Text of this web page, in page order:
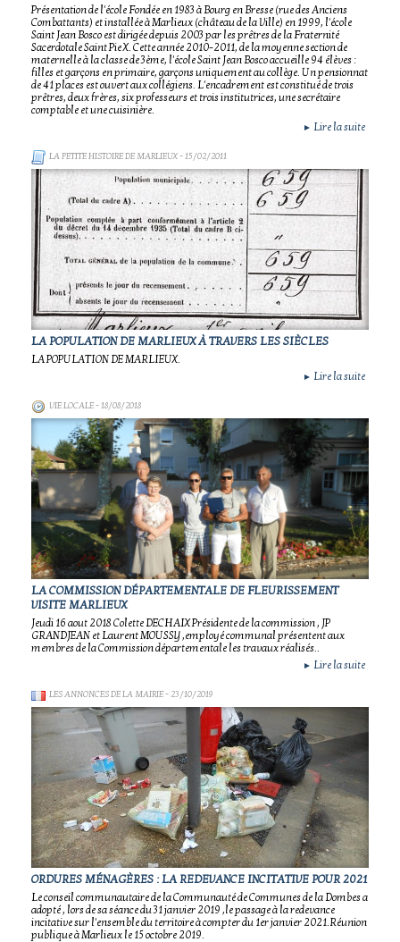
Présentation de l'école Fondée en 1983 à Bourg en Bresse (rue des Anciens
Combattants) et installée à Marlieux (château de la Ville) en 1999, l'école
Saint Jean Bosco est dirigée depuis 2003 par les prêtres de la Fraternité
Sacerdotale Saint Pie X. Cette année 2010-2011, de la moyenne section de
maternelle à la classe de 3ème, l'école Saint Jean Bosco accueille 94 élèves :
filles et garçons en primaire, garçons uniquement au collège. Un pensionnat
de 41 places est ouvert aux collégiens. L'encadrement est constitué de trois
prêtres, deux frères, six professeurs et trois institutrices, une secrétaire
comptable et une cuisinière.
► Lire la suite
LA PETITE HISTOIRE DE MARLIEUX- 15/02/2011
LA POPULATION DE MARLIEUX À TRAVERS LES SIÈCLES
LA POPULATION DE MARLIEUX.
► Lire la suite
VIE LOCALE- 18/08/2018
LA COMMISSION DÉPARTEMENTALE DE FLEURISSEMENT
VISITE MARLIEUX
Jeudi 16 aout 2018 Colette DECHAIX Présidente de la commission , JP
GRANDJEAN et Laurent MOUSSY ,employé communal présentent aux
membres de la Commission départementale les travaux réalisés..
► Lire la suite
LES ANNONCES DE LA MAIRIE- 23/10/2019
ORDURES MÉNAGÈRES : LA REDEVANCE INCITATIVE POUR 2021
Le conseil communautaire de la Communauté de Communes de la Dombes a
adopté , lors de sa séance du 31 janvier 2019 ,le passage à la redevance
incitative sur l'ensemble du territoire à compter du 1er janvier 2021.Réunion
publique à Marlieux le 15 octobre 2019.